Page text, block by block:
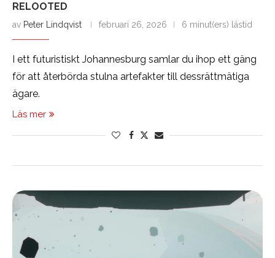
RELOOTED
av Peter Lindqvist februari 26, 2026 6 minut(ers) lästid
I ett futuristiskt Johannesburg samlar du ihop ett gäng
för att återbörda stulna artefakter till dessrättmätiga
ägare.
Läs mer